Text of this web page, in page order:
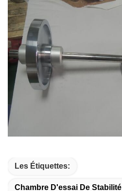
Les Étiquettes:
Chambre D'essai De Stabilité